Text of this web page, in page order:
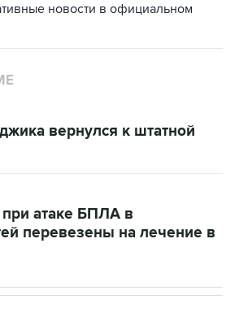
новости в официальном
вернулся к штатной
атаке БПЛА в
перевезены на лечение в